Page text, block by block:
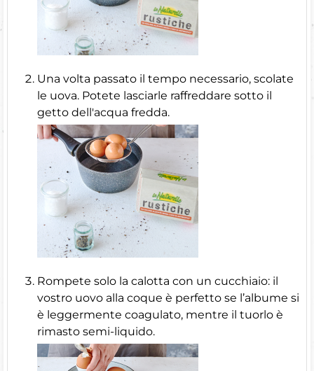
Una volta passato il tempo necessario, scolate
le uova. Potete lasciarle raffreddare sotto il
getto dell'acqua fredda.
Rompete solo la calotta con un cucchiaio: il
vostro uovo alla coque è perfetto se l’albume si
è leggermente coagulato, mentre il tuorlo è
rimasto semi-liquido.